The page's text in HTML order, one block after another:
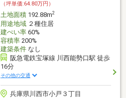
（坪単価:64.80万円）
土地面積192.88m2
用途地域２種住居
建ぺい率60%
容積率200%
建築条件なし
阪急電鉄宝塚線 川西能勢口駅 徒歩
16分
その他の交通
兵庫県川西市小戸３丁目